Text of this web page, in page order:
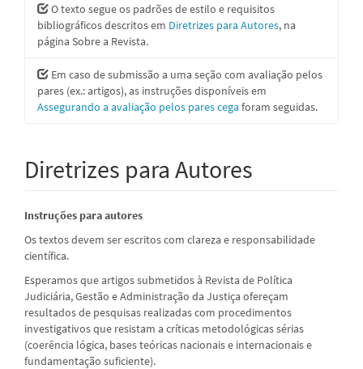
O texto segue os padrões de estilo e requisitos
bibliográficos descritos em Diretrizes para Autores, na
página Sobre a Revista.
Em caso de submissão a uma seção com avaliação pelos
pares (ex.: artigos), as instruções disponíveis em
Assegurando a avaliação pelos pares cega foram seguidas.
Diretrizes para Autores
Instruções para autores
Os textos devem ser escritos com clareza e responsabilidade
científica.
Esperamos que artigos submetidos à Revista de Política
Judiciária, Gestão e Administração da Justiça ofereçam
resultados de pesquisas realizadas com procedimentos
investigativos que resistam a críticas metodológicas sérias
(coerência lógica, bases teóricas nacionais e internacionais e
fundamentação suficiente).